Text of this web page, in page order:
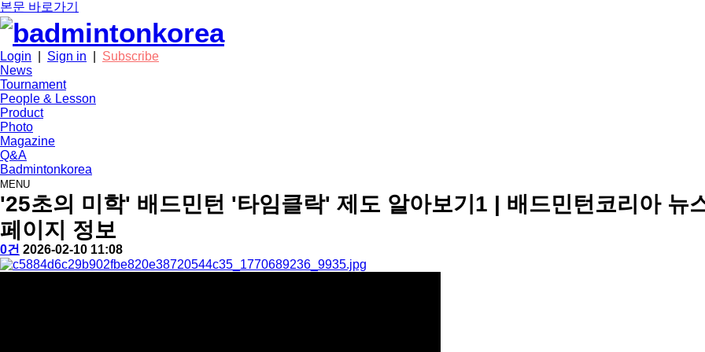
본문 바로가기
Login Sign in
Subscribe
News
Tournament
People & Lesson
Product
Photo
Magazine
Q&A
Badmintonkorea
MENU
news
'25초의 미학' 배드민턴 '타임클락' 제도 알아보기1 | 배드민턴코리아 뉴
페이지 정보
작
성
배
드
댓
글
0건 작
성
2026-02-10 11:08
본